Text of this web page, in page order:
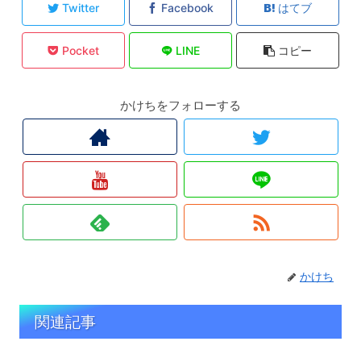
Twitter Facebook はてブ
Pocket LINE コピー
かけちをフォローする
かけち
関連記事